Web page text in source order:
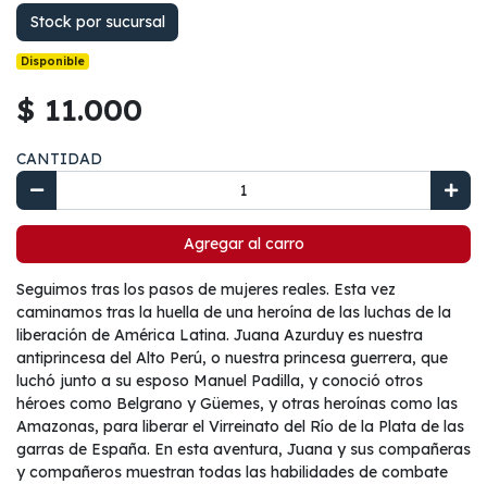
Stock por sucursal
Disponible
$ 11.000
CANTIDAD
Agregar al carro
Seguimos tras los pasos de mujeres reales. Esta vez
caminamos tras la huella de una heroína de las luchas de la
liberación de América Latina. Juana Azurduy es nuestra
antiprincesa del Alto Perú, o nuestra princesa guerrera, que
luchó junto a su esposo Manuel Padilla, y conoció otros
héroes como Belgrano y Güemes, y otras heroínas como las
Amazonas, para liberar el Virreinato del Río de la Plata de las
garras de España. En esta aventura, Juana y sus compañeras
y compañeros muestran todas las habilidades de combate